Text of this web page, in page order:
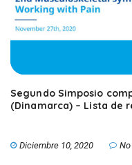
Segundo Simposio
(Dinamarca) – Lista de
Diciembre 10, 2020